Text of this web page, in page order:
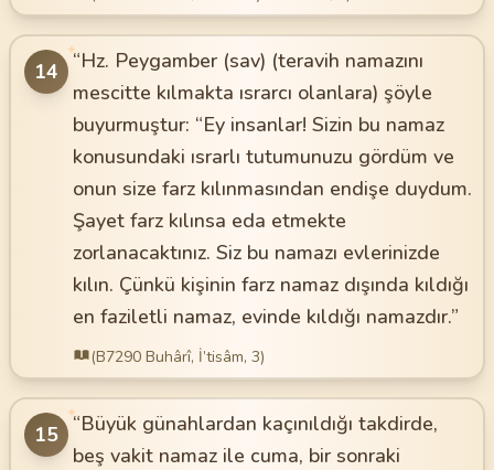
14
✦“Hz. Peygamber (sav) (teravih namazını
mescitte kılmakta ısrarcı olanlara) şöyle
buyurmuştur: “Ey insanlar! Sizin bu namaz
konusundaki ısrarlı tutumunuzu gördüm ve
onun size farz kılınmasından endişe duydum.
Şayet farz kılınsa eda etmekte
zorlanacaktınız. Siz bu namazı evlerinizde
kılın. Çünkü kişinin farz namaz dışında kıldığı
en faziletli namaz, evinde kıldığı namazdır.”
(B7290 Buhârî, İ’tisâm, 3)
15
✦“Büyük günahlardan kaçınıldığı takdirde,
beş vakit namaz ile cuma, bir sonraki